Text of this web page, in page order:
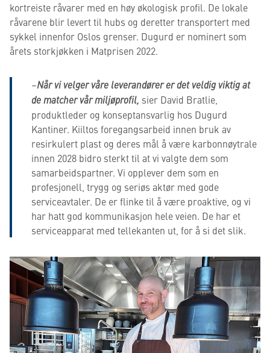
kortreiste råvarer med en høy økologisk profil. De lokale
råvarene blir levert til hubs og deretter transportert med
sykkel innenfor Oslos grenser. Dugurd er nominert som
årets storkjøkken i Matprisen 2022.
–Når vi velger våre leverandører er det veldig viktig at
de matcher vår miljøprofil, sier David Bratlie,
produktleder og konseptansvarlig hos Dugurd
Kantiner. Kiiltos foregangsarbeid innen bruk av
resirkulert plast og deres mål å være karbonnøytrale
innen 2028 bidro sterkt til at vi valgte dem som
samarbeidspartner. Vi opplever dem som en
profesjonell, trygg og seriøs aktør med gode
serviceavtaler. De er flinke til å være proaktive, og vi
har hatt god kommunikasjon hele veien. De har et
serviceapparat med tellekanten ut, for å si det slik.